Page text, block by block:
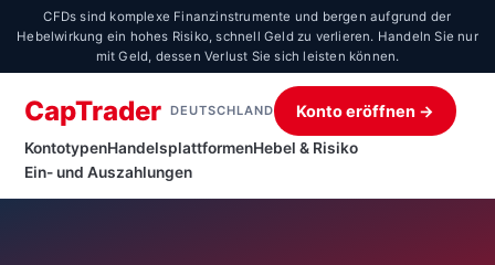
CFDs sind komplexe Finanzinstrumente und bergen aufgrund der
Hebelwirkung ein hohes Risiko, schnell Geld zu verlieren. Handeln Sie nur
mit Geld, dessen Verlust Sie sich leisten können.
CapTrader DEUTSCHLAND
KontotypenHandelsplattformenHebel & Risiko
Ein- und Auszahlungen
Konto eröffnen →